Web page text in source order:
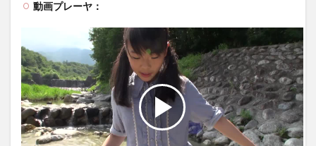
動画プレーヤ：